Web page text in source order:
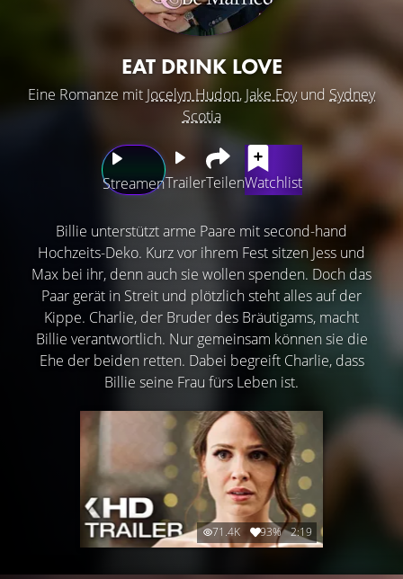
EAT DRINK LOVE
Eine Romanze mit Jocelyn Hudon, Jake Foyund Sydney
Scotia
StreamenTrailerTeilenWatchlist
Billie unterstützt arme Paare mit second-hand
Hochzeits-Deko. Kurz vor ihrem Fest sitzen Jess und
Max bei ihr, denn auch sie wollen spenden. Doch das
Paar gerät in Streit und plötzlich steht alles auf der
Kippe. Charlie, der Bruder des Bräutigams, macht
Billie verantwortlich. Nur gemeinsam können sie die
Ehe der beiden retten. Dabei begreift Charlie, dass
Billie seine Frau fürs Leben ist.
71.4K 93% 2:19